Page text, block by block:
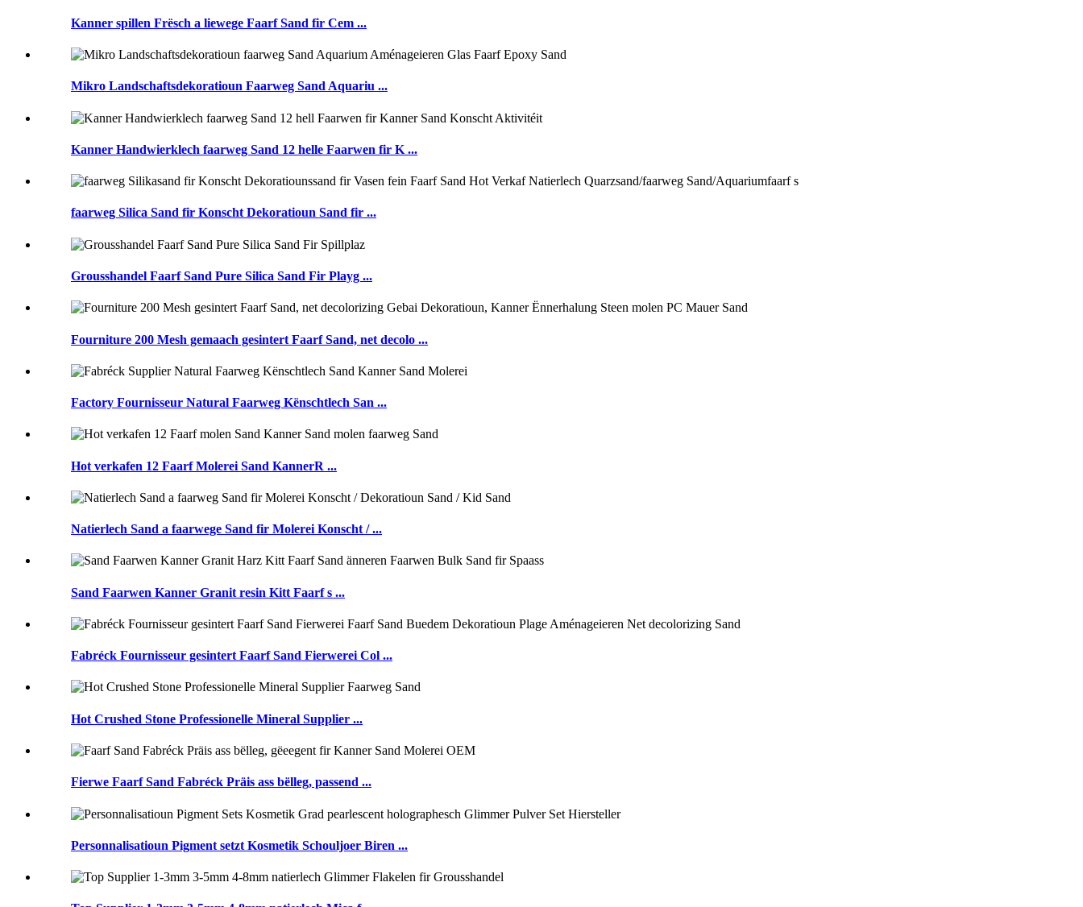
Kanner spillen Frësch a liewege Faarf Sand fir Cem ...
Mikro Landschaftsdekoratioun Faarweg Sand Aquariu ...
Kanner Handwierklech faarweg Sand 12 helle Faarwen fir K ...
faarweg Silica Sand fir Konscht Dekoratioun Sand fir ...
Grousshandel Faarf Sand Pure Silica Sand Fir Playg ...
Fourniture 200 Mesh gemaach gesintert Faarf Sand, net decolo ...
Factory Fournisseur Natural Faarweg Kënschtlech San ...
Hot verkafen 12 Faarf Molerei Sand KannerR ...
Natierlech Sand a faarwege Sand fir Molerei Konscht / ...
Sand Faarwen Kanner Granit resin Kitt Faarf s ...
Fabréck Fournisseur gesintert Faarf Sand Fierwerei Col ...
Hot Crushed Stone Professionelle Mineral Supplier ...
Fierwe Faarf Sand Fabréck Präis ass bëlleg, passend ...
Personnalisatioun Pigment setzt Kosmetik Schouljoer Biren ...